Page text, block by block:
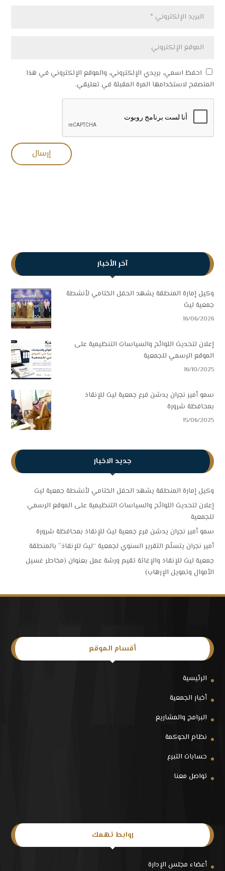
احفظ اسمي، بريدي الإلكتروني، والموقع الإلكتروني في هذا
المتصفح لاستخدامها المرة المقبلة في تعليقي.
آخر الأخبار
وكيل إمارة المنطقة يشهد الحفل الختامي لأنشطة
جمعية ليث
16/06/2026
إعلان لتحديث اللوائح والسياسات التنظيمية على
الموقع الرسمي للجمعية
16/10/2025
سمو أمير نجران يدشن فرع جمعية ليث للإنقاذ
بمحافظة شرورة
15/06/2025
جديد الاخبار
وكيل إمارة المنطقة يشهد الحفل الختامي لأنشطة جمعية ليث
إعلان لتحديث اللوائح والسياسات التنظيمية على الموقع الرسمي
للجمعية
سمو أمير نجران يدشن فرع جمعية ليث للإنقاذ بمحافظة شرورة
أمير نجران يتسلّم التقرير السنوي لجمعية “ليث للإنقاذ” بالمنطقة
جمعية ليث للإنقاذ والإغاثة تقيم ورشة عمل بعنوان (مخاطر غسيل
الأموال وتمويل الإرهاب)
أقسام الموقع
الرئيسية
أخبار الجمعية
البرامج والمشاريع
نظام الحوكمة
حسابات التبرع
تواصل معنا
روابط تهمك
أعضاء مجلس الإدارة